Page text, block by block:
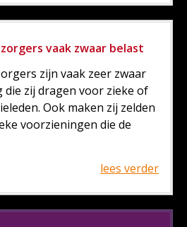
vaak zwaar belast
zijn vaak zeer zwaar
die zij dragen voor zieke of
Ook maken zij zelden
voorzieningen die de
lees verder